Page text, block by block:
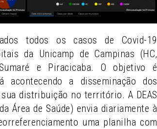
todos os casos de Covid-19
da Unicamp de Campinas (HC,
e Piracicaba. O objetivo é
acontecendo a disseminação dos
distribuição no território. A DEAS
Área de Saúde) envia diariamente à
uma planilha com